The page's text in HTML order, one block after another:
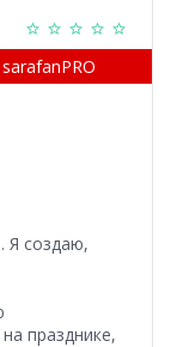
Я создаю,
празднике,